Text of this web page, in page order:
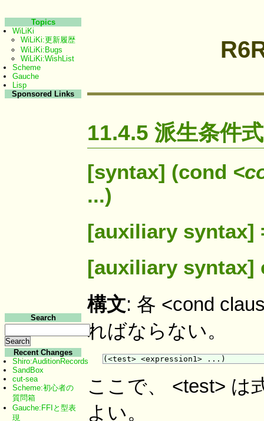
11.4.5 派生条件式
[syntax] (cond
...)
[auxiliary syntax]
[auxiliary syntax]
構文: 各 <cond
ればならない。
ここで、 <test> は
よい。
Topics
WiLiKi
WiLiKi:更新履歴
WiLiKi:Bugs
WiLiKi:WishList
Scheme
Gauche
Lisp
Sponsored Links
Search
Recent Changes
Shiro:AuditionRecords
SandBox
cut-sea
Scheme:初心者の
質問箱
Gauche:FFIと型表
現